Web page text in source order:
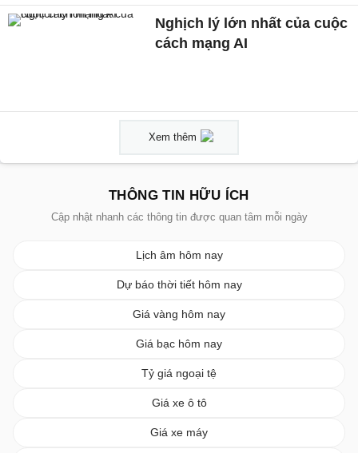
Nghịch lý lớn nhất của cuộc
cách mạng AI
Xem thêm
THÔNG TIN HỮU ÍCH
Cập nhật nhanh các thông tin được quan tâm mỗi ngày
Lịch âm hôm nay
Dự báo thời tiết hôm nay
Giá vàng hôm nay
Giá bạc hôm nay
Tỷ giá ngoại tệ
Giá xe ô tô
Giá xe máy